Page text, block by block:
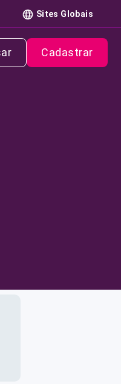
Sites Globais
Cadastrar